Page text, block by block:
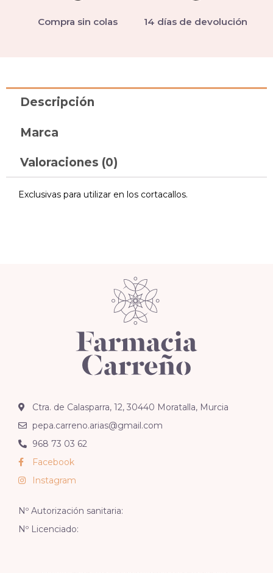
Compra sin colas 14 días de devolución
Descripción
Marca
Valoraciones (0)
Exclusivas para utilizar en los cortacallos.
Ctra. de Calasparra, 12, 30440 Moratalla, Murcia
pepa.carreno.arias@gmail.com
968 73 03 62
Facebook
Instagram
Nº Autorización sanitaria:
Nº Licenciado: